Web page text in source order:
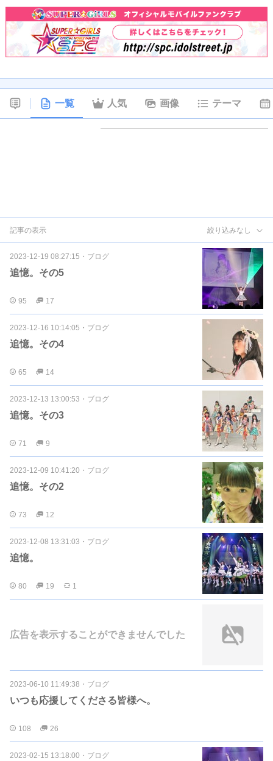
一覧 人気 画像 テーマ
記事の表示 絞り込みなし
2023-12-19 08:27:15 ・ ブログ
追憶。その5
95 17
2023-12-16 10:14:05 ・ ブログ
追憶。その4
65 14
2023-12-13 13:00:53 ・ ブログ
追憶。その3
71 9
2023-12-09 10:41:20 ・ ブログ
追憶。その2
73 12
2023-12-08 13:31:03 ・ ブログ
追憶。
80 19 1
広告を表示することができませんでした
2023-06-10 11:49:38 ・ ブログ
いつも応援してくださる皆様へ。
108 26
2023-02-15 13:18:00 ・ ブログ